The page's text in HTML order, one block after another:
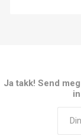
Ja takk! Send